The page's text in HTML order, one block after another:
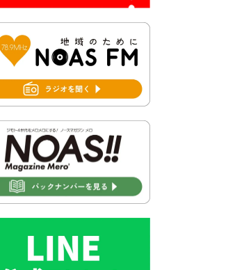
2026年7月31日 第６次豊前市
総合計画後期基本計画策定業
書が変わります！
2026年7月30日 豊前市立豊前
中学校の進捗状況について
2026年7月30日 豊前市立学校
2026年7月30日 豊前市立学校
紹介≪再編計画の見直しにつ
いて≫